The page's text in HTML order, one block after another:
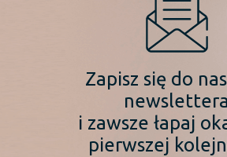
Zapisz się do
newslettera
i zawsze łapaj
pierwszej